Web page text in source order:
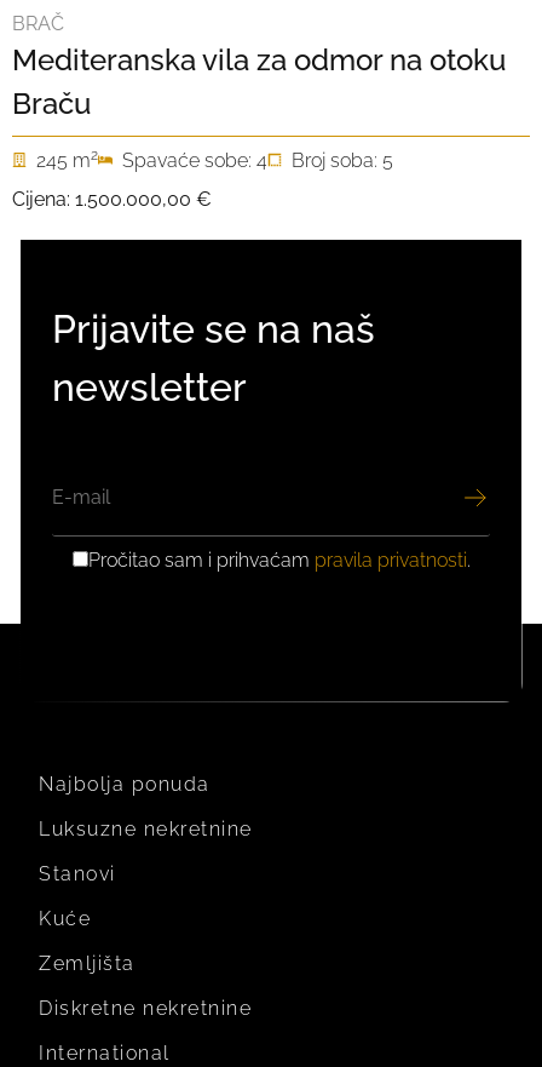
BRAČ
Mediteranska vila za odmor na otoku
Braču
245 m2 Spavaće sobe: 4
Broj soba: 5
Cijena: 1.500.000,00 €
Prijavite se na naš
newsletter
GDPRPročitao sam i prihvaćam pravila privatnosti.
Najbolja ponuda
Luksuzne nekretnine
Stanovi
Kuće
Zemljišta
Diskretne nekretnine
International